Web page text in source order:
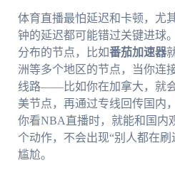
体育直播最怕延迟和卡顿，尤
钟的延迟都可能错过关键进球
分布的节点，比如番茄加速器
洲等多个地区的节点，当你连
线路——比如你在加拿大，就
美节点，再通过专线回传国内
你看NBA直播时，就能和国内
个动作，不会出现“别人都在
尴尬。